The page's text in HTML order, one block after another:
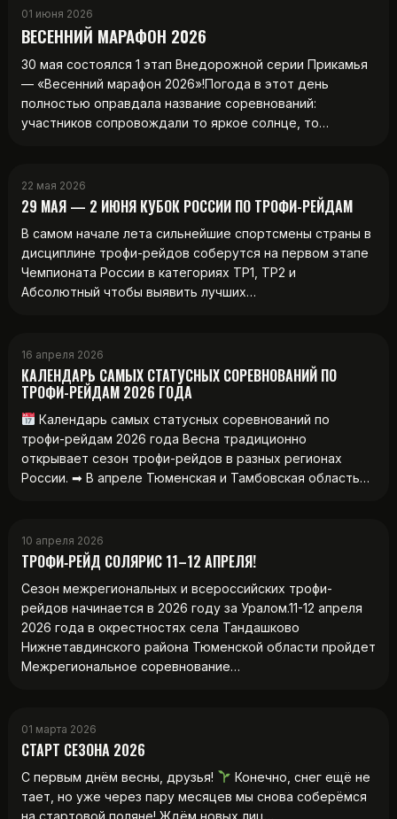
01 июня 2026
ВЕСЕННИЙ МАРАФОН 2026
30 мая состоялся 1 этап Внедорожной серии Прикамья
— «Весенний марафон 2026»!Погода в этот день
полностью оправдала название соревнований:
участников сопровождали то яркое солнце, то…
22 мая 2026
29 МАЯ — 2 ИЮНЯ КУБОК РОССИИ ПО ТРОФИ-РЕЙДАМ
В самом начале лета сильнейшие спортсмены страны в
дисциплине трофи-рейдов соберутся на первом этапе
Чемпионата России в категориях ТР1, ТР2 и
Абсолютный чтобы выявить лучших…
16 апреля 2026
КАЛЕНДАРЬ САМЫХ СТАТУСНЫХ СОРЕВНОВАНИЙ ПО
ТРОФИ-РЕЙДАМ 2026 ГОДА
Календарь самых статусных соревнований по
трофи-рейдам 2026 года Весна традиционно
открывает сезон трофи-рейдов в разных регионах
России. ➡ В апреле Тюменская и Тамбовская область…
10 апреля 2026
ТРОФИ‑РЕЙД СОЛЯРИС 11–12 АПРЕЛЯ!
Сезон межрегиональных и всероссийских трофи-
рейдов начинается в 2026 году за Уралом.11-12 апреля
2026 года в окрестностях села Тандашково
Нижнетавдинского района Тюменской области пройдет
Межрегиональное соревнование…
01 марта 2026
СТАРТ СЕЗОНА 2026
С первым днём весны, друзья!
Конечно, снег ещё не
тает, но уже через пару месяцев мы снова соберёмся
на стартовой поляне! Ждём новых лиц…